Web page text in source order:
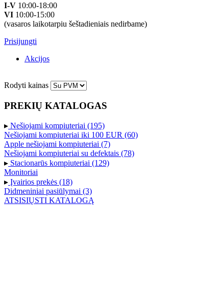
I-V 10:00-18:00
VI 10:00-15:00
(vasaros laikotarpiu šeštadieniais nedirbame)
Prisijungti
Akcijos
Rodyti kainas
PREKIŲ KATALOGAS
▸ Nešiojami kompiuteriai (195)
Nešiojami kompiuteriai iki 100 EUR (60)
Apple nešiojami kompiuteriai (7)
Nešiojami kompiuteriai su defektais (78)
▸ Stacionarūs kompiuteriai (129)
Monitoriai
▸ Įvairios prekės (18)
Didmeniniai pasiūlymai (3)
ATSISIŲSTI KATALOGĄ